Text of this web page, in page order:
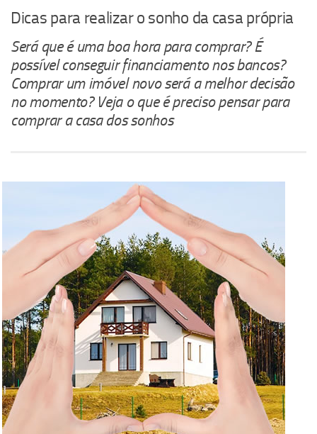
Dicas para realizar o sonho da casa própria
Será que é uma boa hora para comprar? É
possível conseguir financiamento nos bancos?
Comprar um imóvel novo será a melhor decisão
no momento? Veja o que é preciso pensar para
comprar a casa dos sonhos